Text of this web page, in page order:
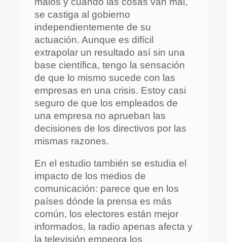
se castiga al gobierno
independientemente de su
actuación. Aunque es difícil
extrapolar un resultado así sin una
base científica, tengo la sensación
de que lo mismo sucede con las
empresas en una crisis. Estoy casi
seguro de que los empleados de
una empresa no aprueban las
decisiones de los directivos por las
mismas razones.
En el estudio también se estudia el
impacto de los medios de
comunicación: parece que en los
países dónde la prensa es más
común, los electores están mejor
informados, la radio apenas afecta y
la televisión empeora los